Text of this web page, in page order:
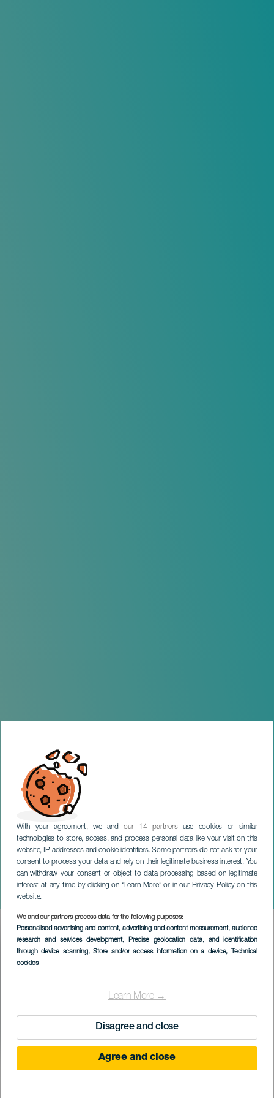
With your agreement, we andour 14 partnersuse cookies or similar
technologies to store, access, and process personal data like your visit on this
website, IP addresses and cookie identifiers. Some partners do not ask for your
consent to process your data and rely on their legitimate business interest. You
can withdraw your consent or object to data processing based on legitimate
interest at any time by clicking on “Learn More” or in our Privacy Policy on this
website.
We and our partners process data for the following purposes:
Personalised advertising and content, advertising and content measurement, audience
research and services development, Precise geolocation data, and identification
through device scanning, Store and/or access information on a device, Technical
cookies
Learn More →
Disagree and close
Agree and close
San Silvestre Lagunera
TENERIFFA
Imagen
Listado
31 December 2026